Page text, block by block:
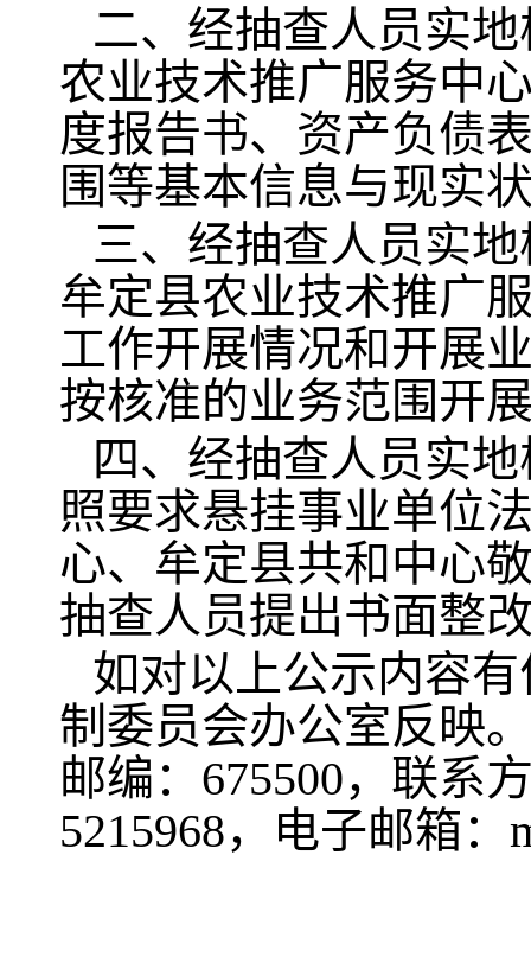
二、经抽查人员实
农业技术推广服务中
度报告书、资产负债
围等基本信息与现实
三、经抽查人员实
牟定县农业技术推广
工作开展情况和开展
按核准的业务范围开
四、经抽查人员实
照要求悬挂事业单位
心、牟定县共和中心
抽查人员提出书面整
如对以上公示内容
制委员会办公室反映
邮编：675500，联系
5215968，电子邮箱：